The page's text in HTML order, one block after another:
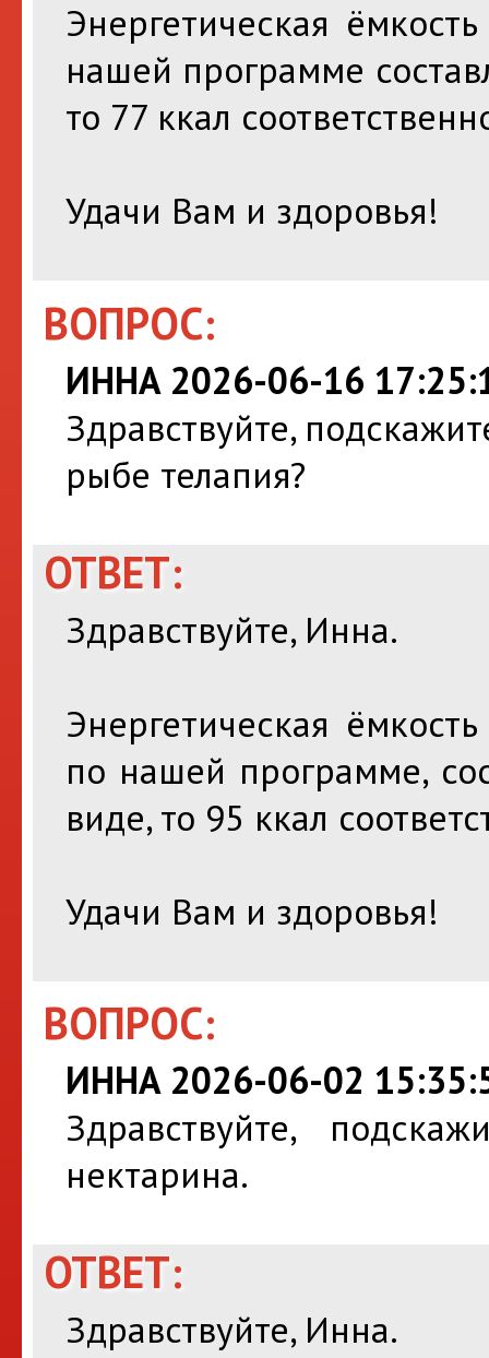
Энергетическая
нашей программе
то 77 ккал
Удачи Вам и здоровья!
ВОПРОС:
ИННА 2026-06-16
Здравствуйте,
рыбе телапия?
ОТВЕТ:
Здравствуйте, Инна.
Энергетическая
по нашей программе,
виде, то 95 ккал
Удачи Вам и здоровья!
ВОПРОС:
ИННА 2026-06-02
Здравствуйте,
нектарина.
ОТВЕТ:
Здравствуйте, Инна.